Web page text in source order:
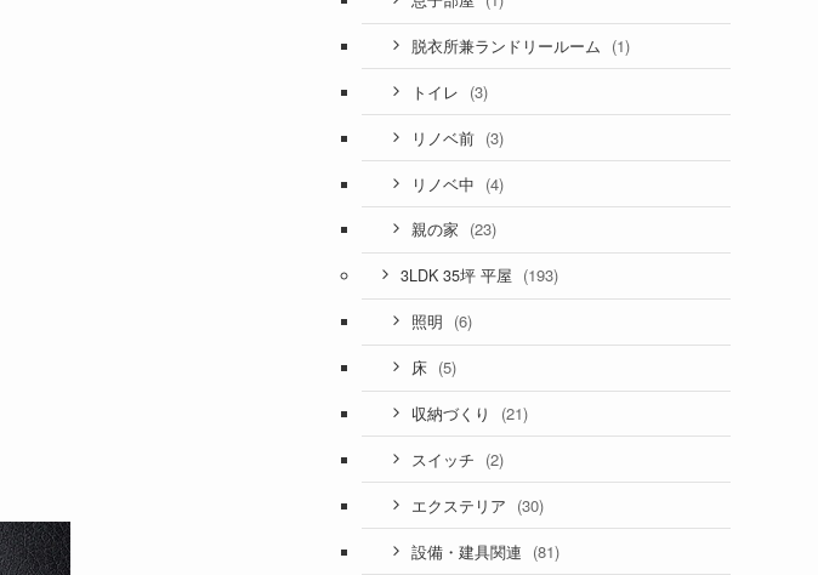
脱衣所兼ランドリールーム (1)
トイレ (3)
リノベ前 (3)
リノベ中 (4)
親の家 (23)
3LDK 35坪 平屋 (193)
照明 (6)
床 (5)
収納づくり (21)
スイッチ (2)
エクステリア (30)
設備・建具関連 (81)